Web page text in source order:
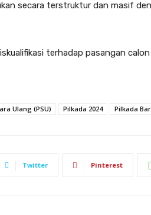
secara terstruktur dan masif
terhadap pasangan
Ulang (PSU) Pilkada 2024 Pilkada
Twitter Pinterest